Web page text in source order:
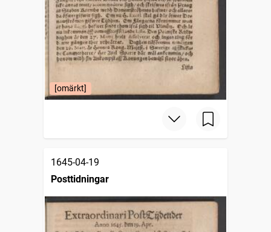
[omärkt]
1645-04-19
Posttidningar